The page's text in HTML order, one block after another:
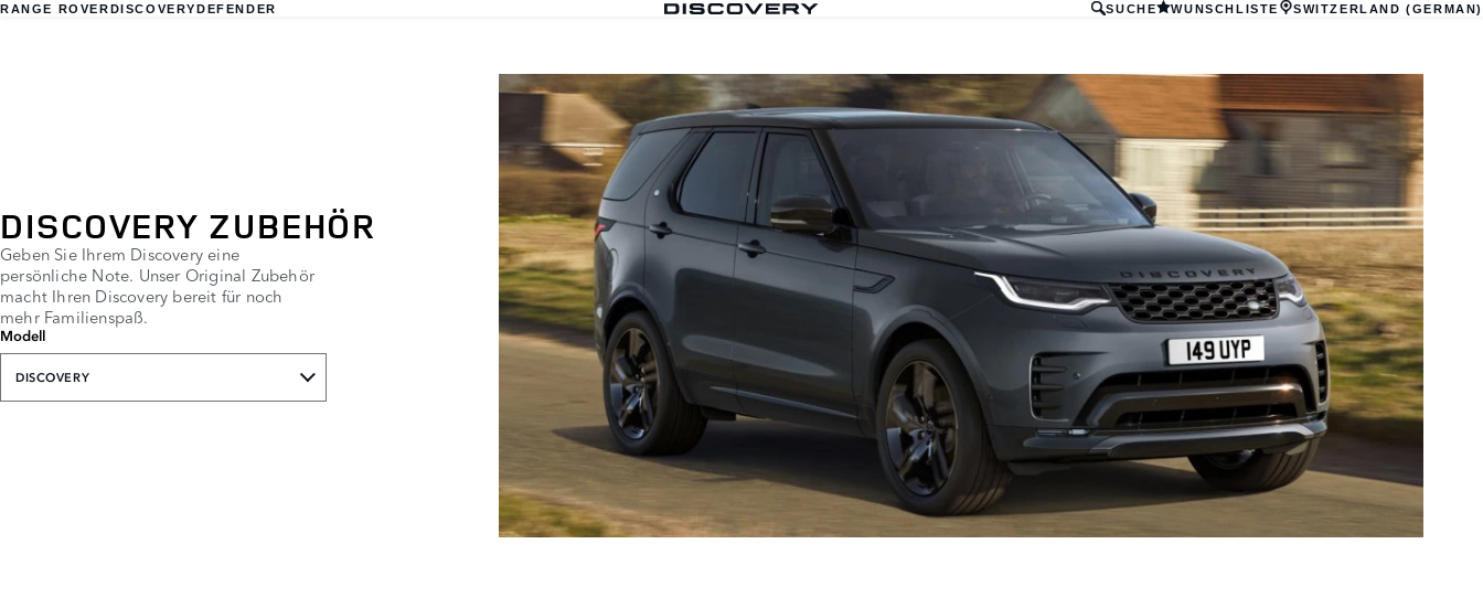
RANGE ROVERDISCOVERYDEFENDER SUCHE WUNSCHLISTE SWITZERLAND (GERMAN)
DISCOVERY ZUBEHÖR
Geben Sie Ihrem Discovery eine
persönliche Note. Unser Original Zubehör
macht Ihren Discovery bereit für noch
mehr Familienspaß.
Modell
DISCOVERY